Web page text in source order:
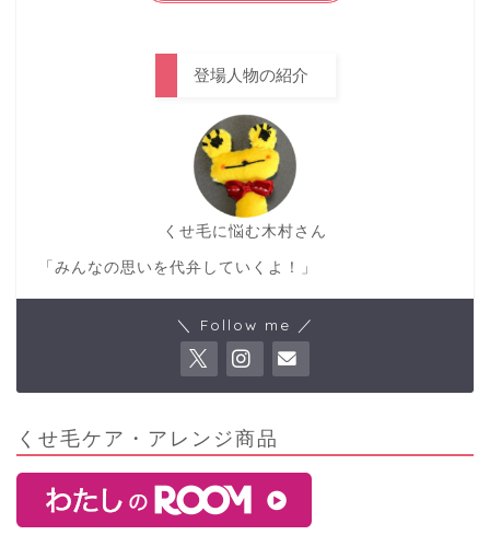
登場人物の紹介
くせ毛に悩む木村さん
「みんなの思いを代弁していくよ！」
＼ Follow me ／
くせ毛ケア・アレンジ商品